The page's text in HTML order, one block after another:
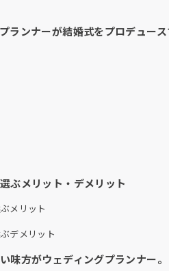
ランナーが結婚式をプロデュー
ぶメリット・デメリット
メリット
デメリット
味方がウェディングプランナー